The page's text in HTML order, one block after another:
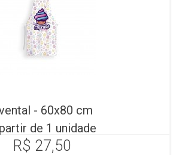
- 60x80 cm
de 1 unidade
R$ 27,50